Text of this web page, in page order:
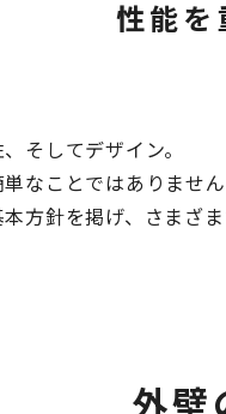
性能を
そしてデザイン。
なことではありません
方針を掲げ、さまざ
外壁